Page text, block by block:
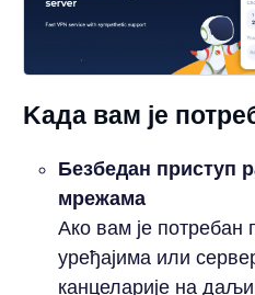
Kада вам је
Безбедан приступ
мрежама
Ако вам је потребан
уређајима или
канцеларије на